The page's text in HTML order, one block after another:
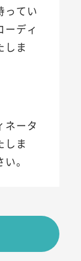
ってい
ーディ
しま
ネータ
しま
。